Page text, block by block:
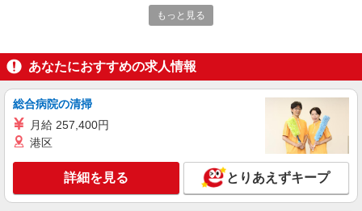
時給1230円〜＋交通費支給（月2万円迄）
キープ 詳細を見る
正社員
COCO DEAL（ココディール）ジョイナス店
【店長候補募集】接客・販売・お店作り〜マネ
ジメントまでお任せします◎
未経験：月給243,800円〜400,000円 経験者
（店長候補）：月給300,000円〜 ※試用期間中は
もっと見る
あなたにおすすめの求人情報
総合病院の清掃
月給 257,400円
港区
詳細を見る とりあえずキープ